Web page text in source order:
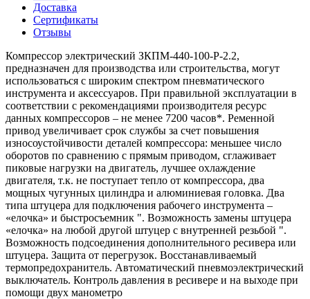
Доставка
Сертификаты
Отзывы
Компрессор электрический ЗКПМ-440-100-Р-2.2,
предназначен для производства или строительства, могут
использоваться с широким спектром пневматического
инструмента и аксессуаров. При правильной эксплуатации в
соответствии с рекомендациями производителя ресурс
данных компрессоров – не менее 7200 часов*. Ременной
привод увеличивает срок службы за счет повышения
износоустойчивости деталей компрессора: меньшее число
оборотов по сравнению с прямым приводом, сглаживает
пиковые нагрузки на двигатель, лучшее охлаждение
двигателя, т.к. не поступает тепло от компрессора, два
мощных чугунных цилиндра и алюминиевая головка. Два
типа штуцера для подключения рабочего инструмента –
«елочка» и быстросъемник ". Возможность замены штуцера
«елочка» на любой другой штуцер с внутренней резьбой ".
Возможность подсоединения дополнительного ресивера или
штуцера. Защита от перегрузок. Восстанавливаемый
термопредохранитель. Автоматический пневмоэлектрический
выключатель. Контроль давления в ресивере и на выходе при
помощи двух манометро